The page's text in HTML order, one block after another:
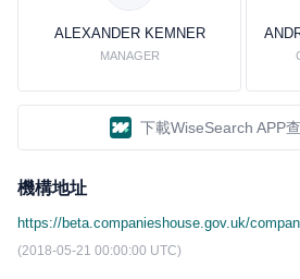
ALEXANDER KEMNER
MANAGER
下載WiseSearch APP
機構地址
https://beta.companieshouse.gov.uk/
(2018-05-21 00:00:00 UTC)